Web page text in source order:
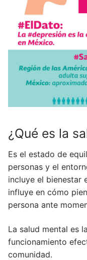
¿Qué es la
Es el estado de
personas y el
incluye el bienestar
influye en cómo
persona ante
La salud mental es
funcionamiento
comunidad.